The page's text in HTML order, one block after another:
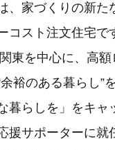
家づくりの新た
コスト注文住宅で
東を中心に、高
裕のある暮らし
暮らしを」をキ
援サポーターに就